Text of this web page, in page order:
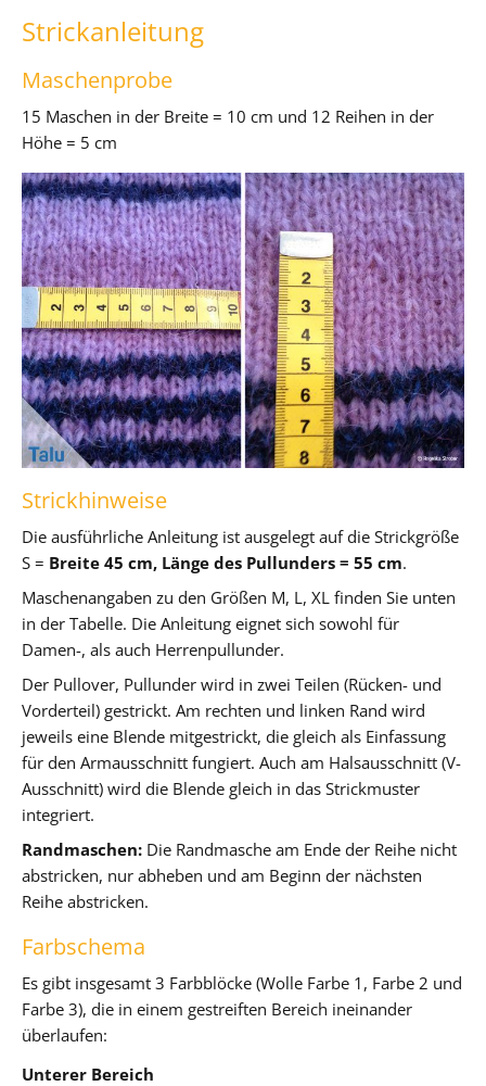
Strickanleitung
Maschenprobe
15 Maschen in der Breite = 10 cm und 12 Reihen in der
Höhe = 5 cm
Strickhinweise
Die ausführliche Anleitung ist ausgelegt auf die Strickgröße
S = Breite 45 cm, Länge des Pullunders = 55 cm.
Maschenangaben zu den Größen M, L, XL finden Sie unten
in der Tabelle. Die Anleitung eignet sich sowohl für
Damen-, als auch Herrenpullunder.
Der Pullover, Pullunder wird in zwei Teilen (Rücken- und
Vorderteil) gestrickt. Am rechten und linken Rand wird
jeweils eine Blende mitgestrickt, die gleich als Einfassung
für den Armausschnitt fungiert. Auch am Halsausschnitt (V-
Ausschnitt) wird die Blende gleich in das Strickmuster
integriert.
Randmaschen: Die Randmasche am Ende der Reihe nicht
abstricken, nur abheben und am Beginn der nächsten
Reihe abstricken.
Farbschema
Es gibt insgesamt 3 Farbblöcke (Wolle Farbe 1, Farbe 2 und
Farbe 3), die in einem gestreiften Bereich ineinander
überlaufen:
Unterer Bereich